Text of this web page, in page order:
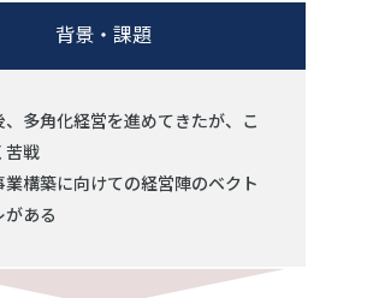
背景・課題
多角化経営を進めてきたが、こ
苦戦
構築に向けての経営陣のベクト
がある